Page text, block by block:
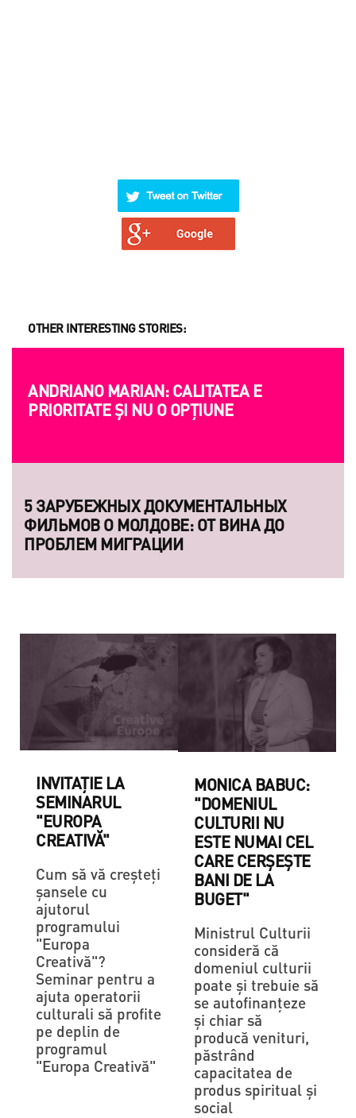
OTHER INTERESTING STORIES:
ANDRIANO MARIAN: CALITATEA E
PRIORITATE ȘI NU O OPȚIUNE
5 ЗАРУБЕЖНЫХ ДОКУМЕНТАЛЬНЫХ
ФИЛЬМОВ О МОЛДОВЕ: ОТ ВИНА ДО
ПРОБЛЕМ МИГРАЦИИ
INVITAȚIE LA
SEMINARUL
"EUROPA
CREATIVĂ"
Cum să vă creşteţi
șansele cu
ajutorul
programului
"Europa
Creativă"?
Seminar pentru a
ajuta operatorii
culturali să profite
pe deplin de
programul
"Europa Creativă"
MONICA BABUC:
"DOMENIUL
CULTURII NU
ESTE NUMAI CEL
CARE CERȘEȘTE
BANI DE LA
BUGET"
Ministrul Culturii
consideră că
domeniul culturii
poate și trebuie să
se autofinanțeze
și chiar să
producă venituri,
păstrând
capacitatea de
produs spiritual și
social